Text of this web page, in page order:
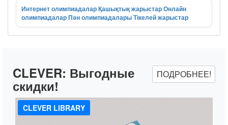
Интернет олимпиадаларҚашықтық жарыстарОнлайн
олимпиадаларПән олимпиадаларыТікелей жарыстар
CLEVER: Выгодные
скидки!
ПОДРОБНЕЕ!
CLEVER LIBRARY